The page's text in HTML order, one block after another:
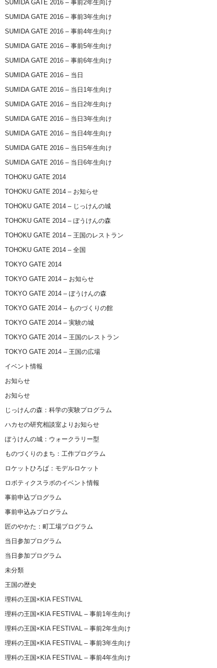
SUMIDA GATE 2016 – 事前2年生向け
SUMIDA GATE 2016 – 事前3年生向け
SUMIDA GATE 2016 – 事前4年生向け
SUMIDA GATE 2016 – 事前5年生向け
SUMIDA GATE 2016 – 事前6年生向け
SUMIDA GATE 2016 – 当日
SUMIDA GATE 2016 – 当日1年生向け
SUMIDA GATE 2016 – 当日2年生向け
SUMIDA GATE 2016 – 当日3年生向け
SUMIDA GATE 2016 – 当日4年生向け
SUMIDA GATE 2016 – 当日5年生向け
SUMIDA GATE 2016 – 当日6年生向け
TOHOKU GATE 2014
TOHOKU GATE 2014 – お知らせ
TOHOKU GATE 2014 – じっけんの城
TOHOKU GATE 2014 – ぼうけんの森
TOHOKU GATE 2014 – 王国のレストラン
TOHOKU GATE 2014 – 全国
TOKYO GATE 2014
TOKYO GATE 2014 – お知らせ
TOKYO GATE 2014 – ぼうけんの森
TOKYO GATE 2014 – ものづくりの館
TOKYO GATE 2014 – 実験の城
TOKYO GATE 2014 – 王国のレストラン
TOKYO GATE 2014 – 王国の広場
イベント情報
お知らせ
お知らせ
じっけんの森：科学の実験プログラム
ハカセの研究相談室よりお知らせ
ぼうけんの城：ウォークラリー型
ものづくりのまち：工作プログラム
ロケットひろば：モデルロケット
ロボティクスラボのイベント情報
事前申込プログラム
事前申込みプログラム
匠のやかた：町工場プログラム
当日参加プログラム
当日参加プログラム
未分類
王国の歴史
理科の王国×KIA FESTIVAL
理科の王国×KIA FESTIVAL – 事前1年生向け
理科の王国×KIA FESTIVAL – 事前2年生向け
理科の王国×KIA FESTIVAL – 事前3年生向け
理科の王国×KIA FESTIVAL – 事前4年生向け